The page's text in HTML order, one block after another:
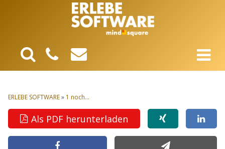
ERLEBE SOFTWARE» 1 noch...
Als PDF herunterladen